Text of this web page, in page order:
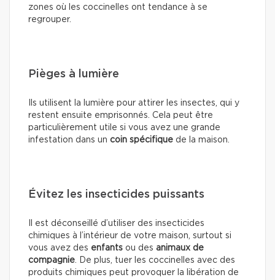
zones où les coccinelles ont tendance à se
regrouper.
Pièges à lumière
Ils utilisent la lumière pour attirer les insectes, qui y
restent ensuite emprisonnés. Cela peut être
particulièrement utile si vous avez une grande
infestation dans un coin spécifique de la maison.
Évitez les insecticides puissants
Il est déconseillé d’utiliser des insecticides
chimiques à l’intérieur de votre maison, surtout si
vous avez des enfants ou des animaux de
compagnie. De plus, tuer les coccinelles avec des
produits chimiques peut provoquer la libération de